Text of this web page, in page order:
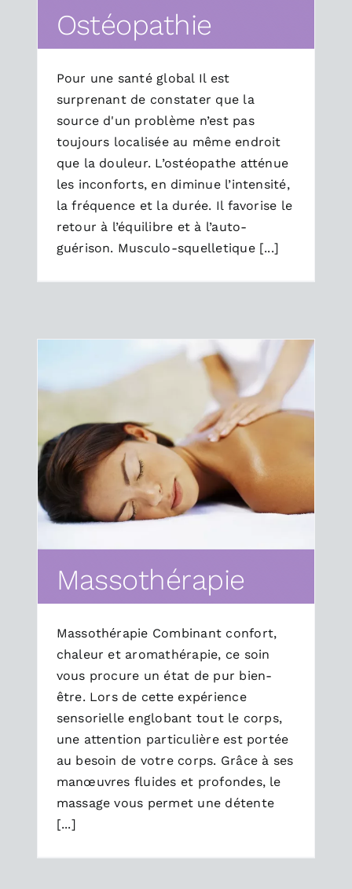
Ostéopathie
Pour une santé global Il est
surprenant de constater que la
source d'un problème n’est pas
toujours localisée au même endroit
que la douleur. L’ostéopathe atténue
les inconforts, en diminue l’intensité,
la fréquence et la durée. Il favorise le
retour à l’équilibre et à l’auto-
guérison. Musculo-squelletique [...]
Massothérapie
Massothérapie Combinant confort,
chaleur et aromathérapie, ce soin
vous procure un état de pur bien-
être. Lors de cette expérience
sensorielle englobant tout le corps,
une attention particulière est portée
au besoin de votre corps. Grâce à ses
manœuvres fluides et profondes, le
massage vous permet une détente
[...]